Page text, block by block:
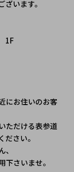
います。
1F
にお住いのお客
ただける表参道
さい。
下さいませ。